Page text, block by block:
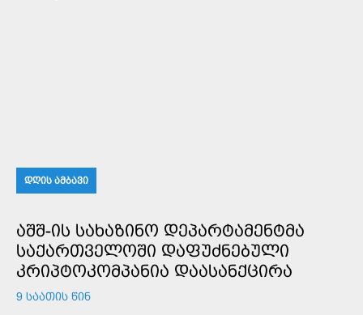
ᲓᲦᲘᲡ ᲐᲛᲑᲐᲕᲘ
ᲐᲨᲨ-ᲘᲡ ᲡᲐᲮᲐᲖᲘᲜᲝ ᲓᲔᲞᲐᲠᲢᲐᲛᲔᲜᲢᲛᲐ
ᲡᲐᲥᲐᲠᲗᲕᲔᲚᲝᲨᲘ ᲓᲐᲤᲣᲫᲜᲔᲑᲣᲚᲘ
ᲙᲠᲘᲞᲢᲝᲙᲝᲛᲞᲐᲜᲘᲐ ᲓᲐᲐᲡᲐᲜᲥᲪᲘᲠᲐ
9 ᲡᲐᲐᲗᲘᲡ ᲬᲘᲜ